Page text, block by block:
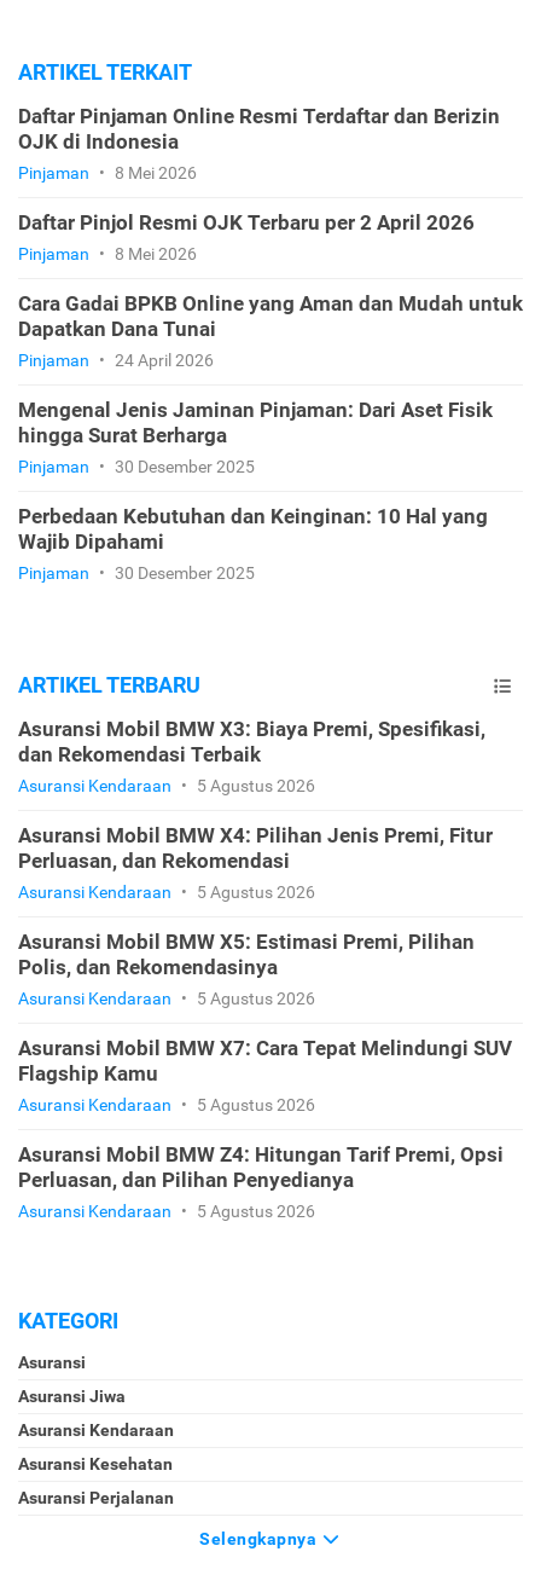
ARTIKEL TERKAIT
Daftar Pinjaman Online Resmi Terdaftar dan Berizin
OJK di Indonesia
Pinjaman • 8 Mei 2026
Daftar Pinjol Resmi OJK Terbaru per 2 April 2026
Pinjaman • 8 Mei 2026
Cara Gadai BPKB Online yang Aman dan Mudah untuk
Dapatkan Dana Tunai
Pinjaman • 24 April 2026
Mengenal Jenis Jaminan Pinjaman: Dari Aset Fisik
hingga Surat Berharga
Pinjaman • 30 Desember 2025
Perbedaan Kebutuhan dan Keinginan: 10 Hal yang
Wajib Dipahami
Pinjaman • 30 Desember 2025
ARTIKEL TERBARU
Asuransi Mobil BMW X3: Biaya Premi, Spesifikasi,
dan Rekomendasi Terbaik
Asuransi Kendaraan • 5 Agustus 2026
Asuransi Mobil BMW X4: Pilihan Jenis Premi, Fitur
Perluasan, dan Rekomendasi
Asuransi Kendaraan • 5 Agustus 2026
Asuransi Mobil BMW X5: Estimasi Premi, Pilihan
Polis, dan Rekomendasinya
Asuransi Kendaraan • 5 Agustus 2026
Asuransi Mobil BMW X7: Cara Tepat Melindungi SUV
Flagship Kamu
Asuransi Kendaraan • 5 Agustus 2026
Asuransi Mobil BMW Z4: Hitungan Tarif Premi, Opsi
Perluasan, dan Pilihan Penyedianya
Asuransi Kendaraan • 5 Agustus 2026
KATEGORI
Asuransi
Asuransi Jiwa
Asuransi Kendaraan
Asuransi Kesehatan
Asuransi Perjalanan
Selengkapnya